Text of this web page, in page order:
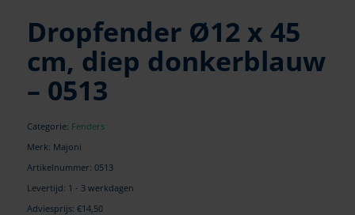
Dropfender Ø12 x 45
cm, diep donkerblauw
– 0513
Categorie: Fenders
Merk: Majoni
Artikelnummer: 0513
Levertijd: 1 - 3 werkdagen
Adviesprijs: €14,50